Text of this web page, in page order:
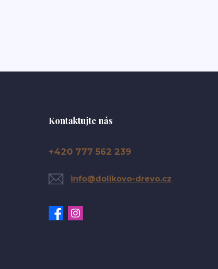
Kontaktujte nás
+420 777 562 239
info@dolikovo-drevo.cz